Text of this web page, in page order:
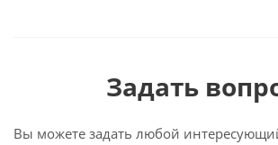
Задать
Вы можете задать любой